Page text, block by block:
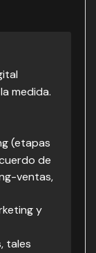
medida.
(etapas
de
ventas,
y
tales